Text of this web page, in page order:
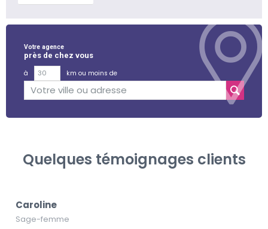
Votre agence
près de chez vous
à
km ou moins de
Quelques témoignages clients
Caroline
Sage-femme